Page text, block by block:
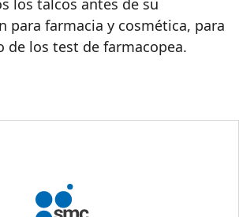
los talcos antes de su
para farmacia y cosmética, para
de los test de farmacopea.